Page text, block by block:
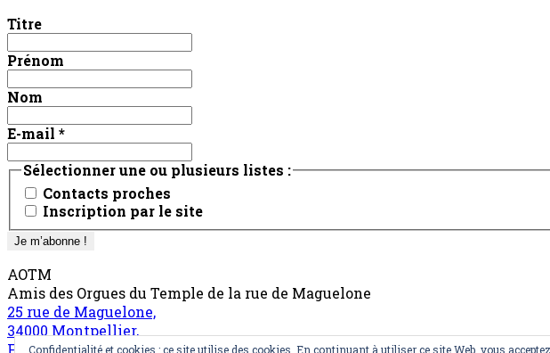
Titre
Prénom
Nom
E-mail *
Sélectionner une ou plusieurs listes :
Contacts proches
Inscription par le site
AOTM
Amis des Orgues du Temple de la rue de Maguelone
25 rue de Maguelone,
34000 Montpellier,
France
Confidentialité et cookies : ce site utilise des cookies. En continuant à utiliser ce site Web, vous